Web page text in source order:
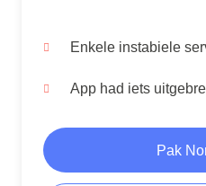
Enkele instabiele
App had iets
Pak